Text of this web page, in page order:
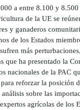
a entre 8.100 y
de la UE se
y ganaderos
de los Estados
más
que ha presentado la
nacionales de la PAC
reforzar la posición
sobre las
agrícolas de los